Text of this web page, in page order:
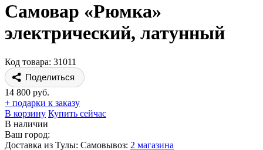
Самовар «Рюмка»
электрический, латунный
Код товара: 31011
Поделиться
14 800 руб.
+ подарки к заказу
В корзину Купить сейчас
В наличии
Ваш город:
Доставка из Тулы: Самовывоз: 2 магазина